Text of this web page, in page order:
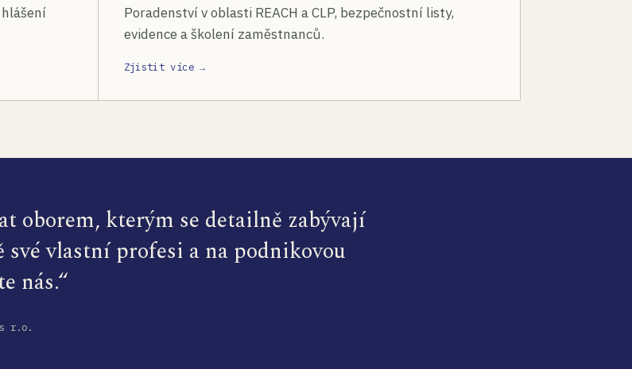
Poradenství v oblasti REACH a CLP, bezpečnostní listy,
evidence a školení zaměstnanců.
Zjistit více →
oborem, kterým se detailně zabývají
vlastní profesi a na podnikovou
nás.“
s r.o.